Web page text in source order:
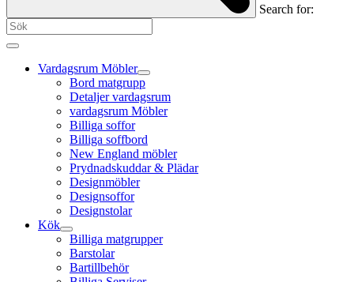
Search for:
Vardagsrum Möbler
Bord matgrupp
Detaljer vardagsrum
vardagsrum Möbler
Billiga soffor
Billiga soffbord
New England möbler
Prydnadskuddar & Plädar
Designmöbler
Designsoffor
Designstolar
Kök
Billiga matgrupper
Barstolar
Bartillbehör